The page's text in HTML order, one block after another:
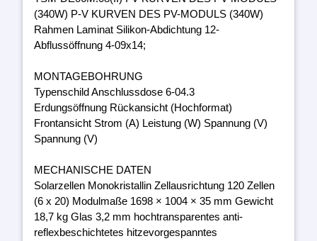
(340W) P-V KURVEN DES PV-MODULS (340W)
Rahmen Laminat Silikon-Abdichtung 12-
Abflussöffnung 4-09x14;
MONTAGEBOHRUNG
Typenschild Anschlussdose 6-04.3
Erdungsöffnung Rückansicht (Hochformat)
Frontansicht Strom (A) Leistung (W) Spannung (V)
Spannung (V)
MECHANISCHE DATEN
Solarzellen Monokristallin Zellausrichtung 120 Zellen
(6 x 20) Modulmaße 1698 × 1004 × 35 mm Gewicht
18,7 kg Glas 3,2 mm hochtransparentes anti-
reflexbeschichtetes hitzevorgespanntes